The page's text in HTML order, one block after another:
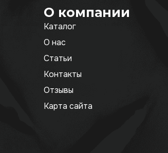
О компании
Каталог
О нас
Статьи
Контакты
Отзывы
Карта сайта